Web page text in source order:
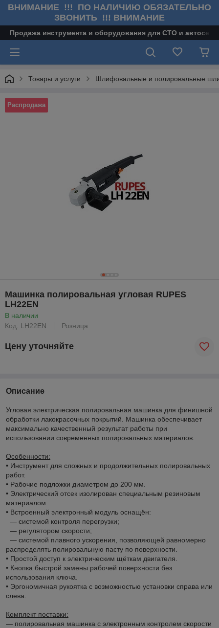
ВНИМАНИЕ !!! ПО НАЛИЧИЮ ОБЯЗАТЕЛЬНО
ЗВОНИТЬ !!! ВНИМАНИЕ
Продажа инструмента и оборудования для СТО и
Товары и услуги Шлифовальные и полировальные
Распродажа
Машинка полировальная угловая RUPES
LH22EN
В наличии
Код: LH22EN
Розница
Цену уточняйте
Описание
Угловая электрическая полировальная машинка для финишной
обработки лакокрасочных покрытий. Машинка обеспечивает
максимально качественный результат работы при
использовании современных полировальных материалов.
Особенности:
• Инструмент для сложных и продолжительных полировальных
работ.
• Рабочие подложки диаметром до 200 мм.
• Электрический отсек изолирован специальным резиновым
материалом.
• Встроенный электронный модуль оснащён:
― системой контроля перегрузки;
― регулятором скорости;
― системой плавного ускорения, позволяющей равномерно
распределять полировальную пасту по поверхности.
• Простой доступ к электрическим щёткам двигателя.
• Кнопка быстрой замены рабочей поверхности без
использования ключа.
• Эргономичная рукоятка с возможностью установки справа или
слева.
Комплект поставки:
― полировальная машинка с электронным контролем скорости